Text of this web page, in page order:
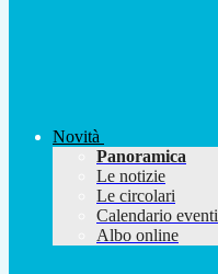
Novità
Panoramica
Le notizie
Le circolari
Calendario eventi
Albo online